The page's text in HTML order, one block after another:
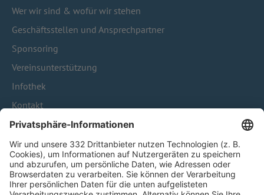
Wer wir sind & wofür wir stehen
Geschäftsstellen und Ansprechpartner
Sponsoring
Vereinsunterstützung
Infothek
Kontakt
HÄUFIG BESUCHTE SEITEN
Pässe und Vereinswechsel
Trainerausbildung